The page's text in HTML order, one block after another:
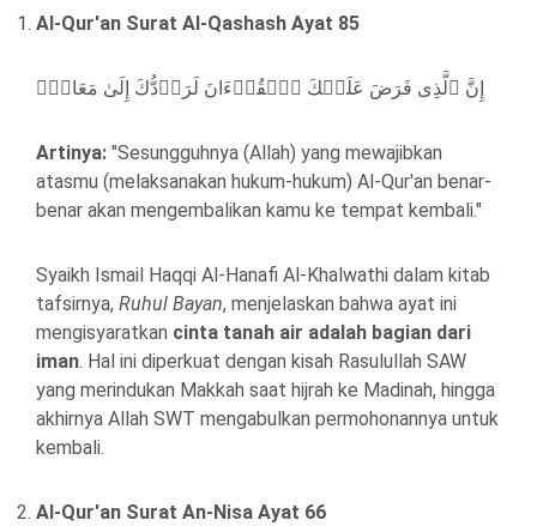
Al-Qur'an Surat Al-Qashash Ayat 85
إِنَّ ٱلَّذِی فَرَضَ عَلَیۡكَ ٱلۡقُرۡءَانَ لَرَاۤدُّكَ إِلَىٰ مَعَادࣲۚ
Artinya: "Sesungguhnya (Allah) yang mewajibkan
atasmu (melaksanakan hukum-hukum) Al-Qur'an benar-
benar akan mengembalikan kamu ke tempat kembali."
Syaikh Ismail Haqqi Al-Hanafi Al-Khalwathi dalam kitab
tafsirnya, Ruhul Bayan, menjelaskan bahwa ayat ini
mengisyaratkan cinta tanah air adalah bagian dari
iman. Hal ini diperkuat dengan kisah Rasulullah SAW
yang merindukan Makkah saat hijrah ke Madinah, hingga
akhirnya Allah SWT mengabulkan permohonannya untuk
kembali.
Al-Qur'an Surat An-Nisa Ayat 66